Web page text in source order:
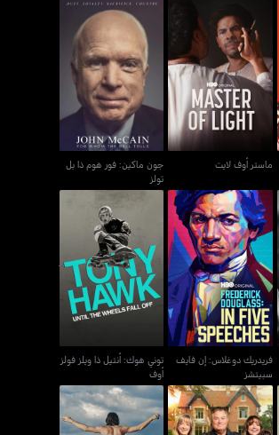
ماستر أوف لايت
ماستر أوف لايت
جون ماكين: فور هوم ذا بل
تولز
جون ماكين: فور هوم ذا بل
تولز
فريدريك دوغلاس: إن فايف
سبيتشز
فريدريك دوغلاس: إن فايف
سبيتشز
توني هوك: أنتيل ذا ويلز فولز
أوف
توني هوك: أنتيل ذا ويلز فولز
أوف